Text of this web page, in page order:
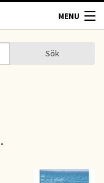
MENU
Sök